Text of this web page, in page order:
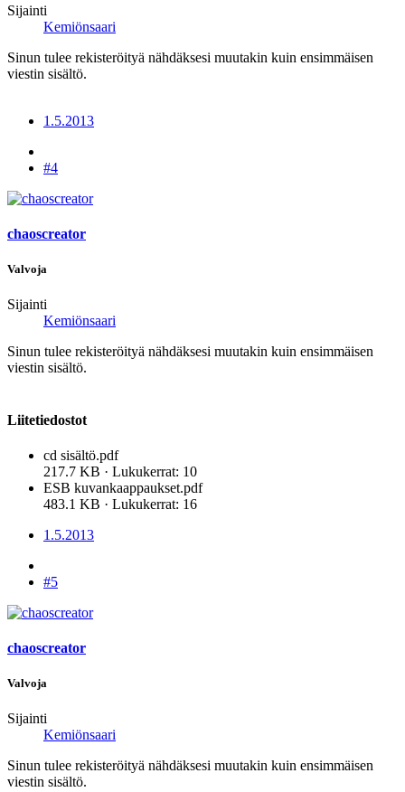
Sijainti
Kemiönsaari
Sinun tulee rekisteröityä nähdäksesi muutakin kuin ensimmäisen
viestin sisältö.
1.5.2013
#4
chaoscreator
Valvoja
Sijainti
Kemiönsaari
Sinun tulee rekisteröityä nähdäksesi muutakin kuin ensimmäisen
viestin sisältö.
Liitetiedostot
cd sisältö.pdf
217.7 KB · Lukukerrat: 10
ESB kuvankaappaukset.pdf
483.1 KB · Lukukerrat: 16
1.5.2013
#5
chaoscreator
Valvoja
Sijainti
Kemiönsaari
Sinun tulee rekisteröityä nähdäksesi muutakin kuin ensimmäisen
viestin sisältö.